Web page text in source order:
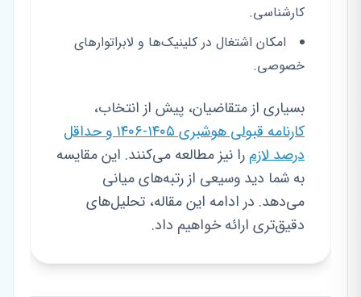
کارشناسی.
امکان اشتغال در کلینیک‌ها و لابراتوارهای
خصوصی.
بسیاری از متقاضیان، پیش از انتخاب،
کارنامه قبولی هوشبری ۱۴۰۵-۱۴۰۶ و حداقل
درصد لازم را نیز مطالعه می‌کنند. این مقایسه
به شما دید وسیعی از رتبه‌های میانی
می‌دهد. در ادامه این مقاله، تحلیل‌های
دقیق‌تری ارائه خواهیم داد.